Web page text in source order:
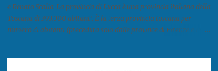
e Renato Scalia La provincia di Lucca è una provincia italiana della
Toscana di 393.000 abitanti. È la terza provincia toscana per
numero di abitanti (preceduta solo dalle province di Firenze e Pisa)